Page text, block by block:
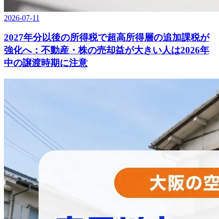
2026-07-11
2027年分以後の所得税で超高所得層の追加課税が
強化へ：不動産・株の売却益が大きい人は2026年
中の譲渡時期に注意